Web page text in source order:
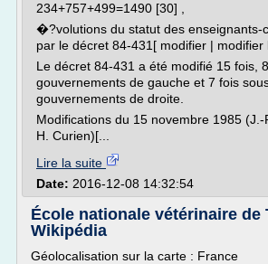
234+757+499=1490 [30] ,
�?volutions du statut des enseignants-
par le décret 84-431[ modifier | modifier
Le décret 84-431 a été modifié 15 fois,
gouvernements de gauche et 7 fois
gouvernements de droite.
Modifications du 15 novembre 1985 (J.-
H. Curien)[...
Lire la suite
Date: 2016-12-08 14:32:54
École nationale vétérinaire
Wikipédia
Géolocalisation sur la carte : France